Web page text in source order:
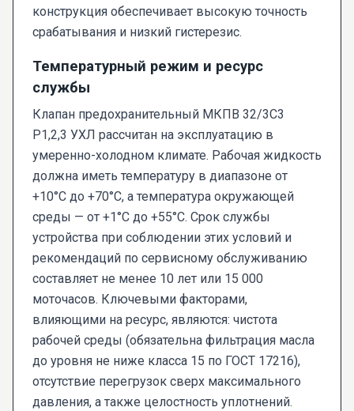
конструкция обеспечивает высокую точность
срабатывания и низкий гистерезис.
Температурный режим и ресурс
службы
Клапан предохранительный МКПВ 32/3С3
Р1,2,3 УХЛ рассчитан на эксплуатацию в
умеренно-холодном климате. Рабочая жидкость
должна иметь температуру в диапазоне от
+10°С до +70°С, а температура окружающей
среды — от +1°С до +55°С. Срок службы
устройства при соблюдении этих условий и
рекомендаций по сервисному обслуживанию
составляет не менее 10 лет или 15 000
моточасов. Ключевыми факторами,
влияющими на ресурс, являются: чистота
рабочей среды (обязательна фильтрация масла
до уровня не ниже класса 15 по ГОСТ 17216),
отсутствие перегрузок сверх максимального
давления, а также целостность уплотнений.